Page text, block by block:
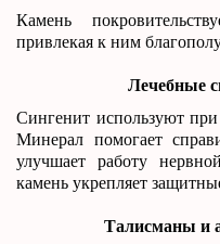
Камень
привлекая к ним
Лечебные
Сингенит используют
Минерал помогает
улучшает работу
камень укрепляет
Талисманы и